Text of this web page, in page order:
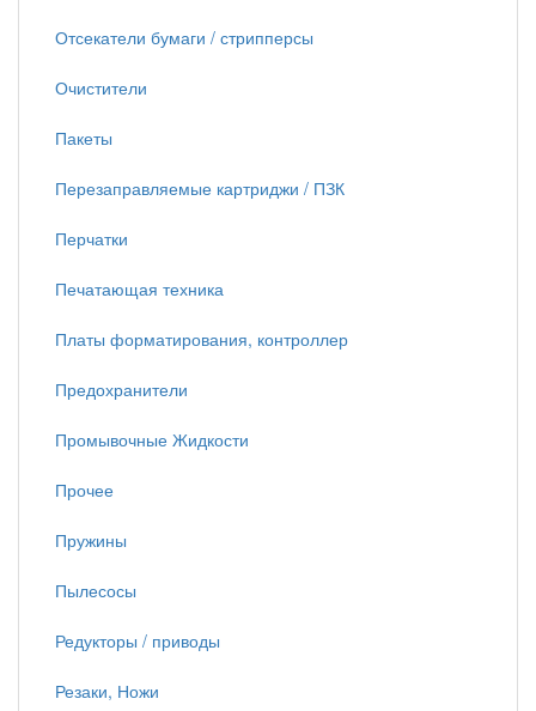
Отсекатели бумаги / стрипперсы
Очистители
Пакеты
Перезаправляемые картриджи / ПЗК
Перчатки
Печатающая техника
Платы форматирования, контроллер
Предохранители
Промывочные Жидкости
Прочее
Пружины
Пылесосы
Редукторы / приводы
Резаки, Ножи